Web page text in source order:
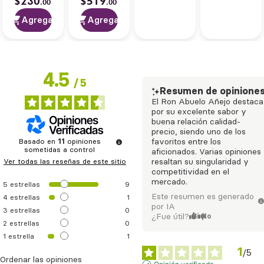
.00
Agregar
.00
Agregar
4.5/5
Basado en 11
opiniones
sometidas a control
Ver todas las reseñas de este sitio
5 estrellas
9
4 estrellas
1
3 estrellas
0
2 estrellas
0
1 estrella 1
Ordenar las opiniones
Resumen de
El Ron Abuelo Añejo destaca
por su excelente sabor y
buena relación calidad-
precio, siendo uno de los
favoritos entre los
aficionados. Varias opiniones
resaltan su singularidad y
competitividad en el
mercado.
Este resumen es generado
por IA
¿Fue útil? Sí No
1 /5